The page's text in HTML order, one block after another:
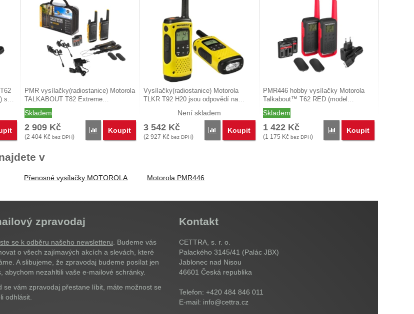
s…
PMR vysílačky(radiostanice) Motorola
TALKABOUT T82 Extreme…
Skladem
2 909 Kč
(2 404 Kč bez DPH)
Porovnat
Koupit
Vysílačky(radiostanice) Motorola
TLKR T92 H20 jsou odpovědí na…
Není skladem
3 542 Kč
(2 927 Kč bez DPH)
Porovnat
Koupit
PMR446 hobby vysílačky Motorola
Talkabout™ T62 RED (model…
Skladem
1 422 Kč
(1 175 Kč bez DPH)
Porovnat
Koupit
v
Přenosné vysílačky MOTOROLA Motorola PMR446
zpravodaj
se k odběru našeho newsletteru . Budeme vás
o všech zajímavých akcích a slevách, které
A slibujeme, že zpravodaj budeme posílat jen
abychom nezahltili vaše e-mailové schránky.
se vám zpravodaj přestane líbit, máte možnost se
odhlásit.
Kontakt
CETTRA, s. r. o.
Palackého 3145/41 (Palác JBX)
Jablonec nad Nisou
46601 Česká republika
Telefon: +420 484 846 011
E-mail: info@cettra.cz